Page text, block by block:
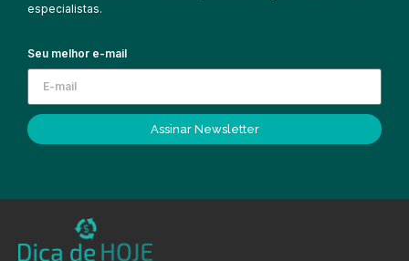
especialistas.
Seu melhor e-mail
Assinar Newsletter